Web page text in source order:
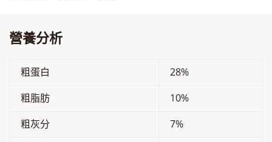
營養分析
粗蛋白
28%
粗脂肪
10%
粗灰分
7%